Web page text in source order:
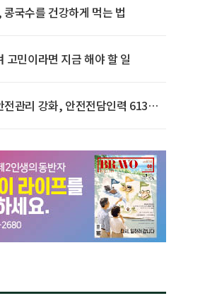
국수를 건강하게 먹는 법
고민이라면 지금 해야 할 일
전관리 강화, 안전전담인력 613명